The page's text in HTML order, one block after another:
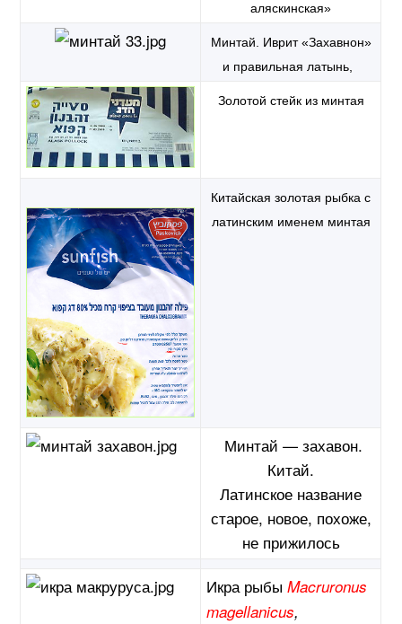
аляскинская»
Минтай. Иврит «Захавнон»
и правильная латынь,
Золотой стейк из минтая
Китайская золотая рыбка с
латинским именем минтая
Минтай — захавон.
Китай.
Латинское название
старое, новое, похоже,
не прижилось
Икра рыбыMacruronus
magellanicus,